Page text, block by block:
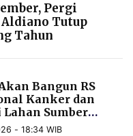
Pergi
Tutup
Tahun
Bangun RS
Kanker dan
Lahan Sumber
- 18:34 WIB